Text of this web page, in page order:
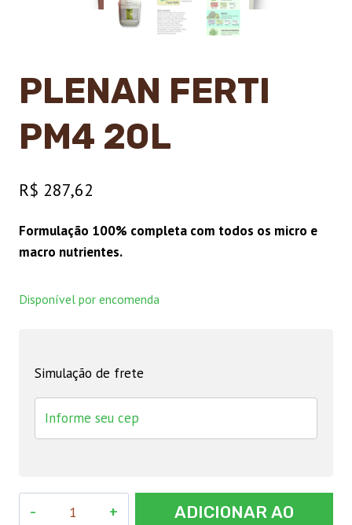
PLENAN FERTI
PM4 20L
R$ 287,62
Formulação 100% completa com todos os micro e
macro nutrientes.
Disponível por encomenda
Simulação de frete
ADICIONAR AO